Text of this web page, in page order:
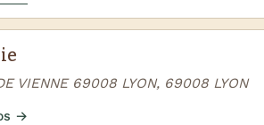
VIENNE 69008 LYON, 69008 LYON
→